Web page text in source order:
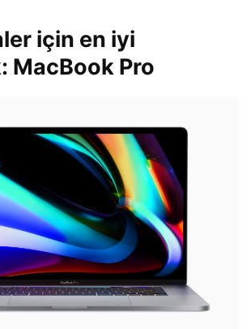
için en iyi
MacBook Pro